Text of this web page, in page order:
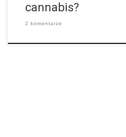
cannabis?
2 komentarze